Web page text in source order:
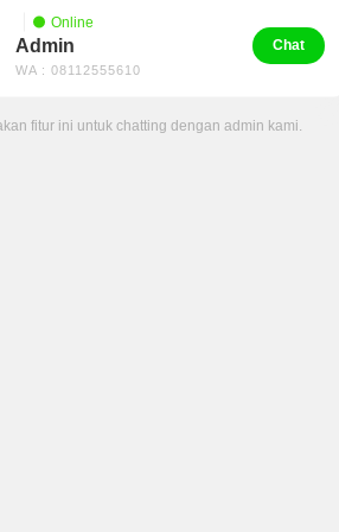
Admin
Online
WA : 08112555610
Chat
fitur ini untuk chatting dengan admin kami.